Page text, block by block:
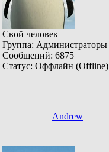
Свой человек
Группа: Администраторы
Сообщений: 6875
Статус: Оффлайн (Offline)
Andrew